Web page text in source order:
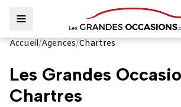
Accueil/Agences/Chartres
Les Grandes
Chartres